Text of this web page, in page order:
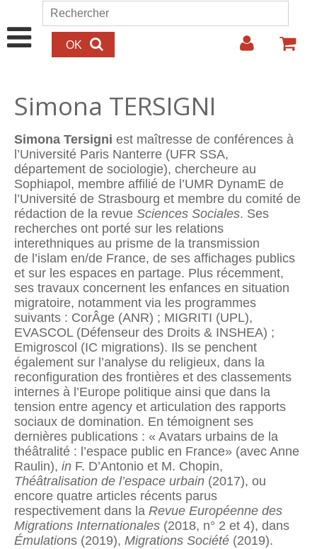
Aller au contenu principal
Formulaire de recherche
Rechercher
Simona TERSIGNI
Simona Tersigni est maîtresse de conférences à
l’Université Paris Nanterre (UFR SSA,
département de sociologie), chercheure au
Sophiapol, membre affilié de l’UMR DynamE de
l’Université de Strasbourg et membre du comité de
rédaction de la revue Sciences Sociales. Ses
recherches ont porté sur les relations
interethniques au prisme de la transmission
de l’islam en/de France, de ses affichages publics
et sur les espaces en partage. Plus récemment,
ses travaux concernent les enfances en situation
migratoire, notamment via les programmes
suivants : CorÂge (ANR) ; MIGRITI (UPL),
EVASCOL (Défenseur des Droits & INSHEA) ;
Emigroscol (IC migrations). Ils se penchent
également sur l’analyse du religieux, dans la
reconfiguration des frontières et des classements
internes à l’Europe politique ainsi que dans la
tension entre agency et articulation des rapports
sociaux de domination. En témoignent ses
dernières publications : « Avatars urbains de la
théâtralité : l’espace public en France» (avec Anne
Raulin), in F. D’Antonio et M. Chopin,
Théâtralisation de l’espace urbain (2017), ou
encore quatre articles récents parus
respectivement dans la Revue Européenne des
Migrations Internationales (2018, n° 2 et 4), dans
Émulations (2019), Migrations Société (2019).